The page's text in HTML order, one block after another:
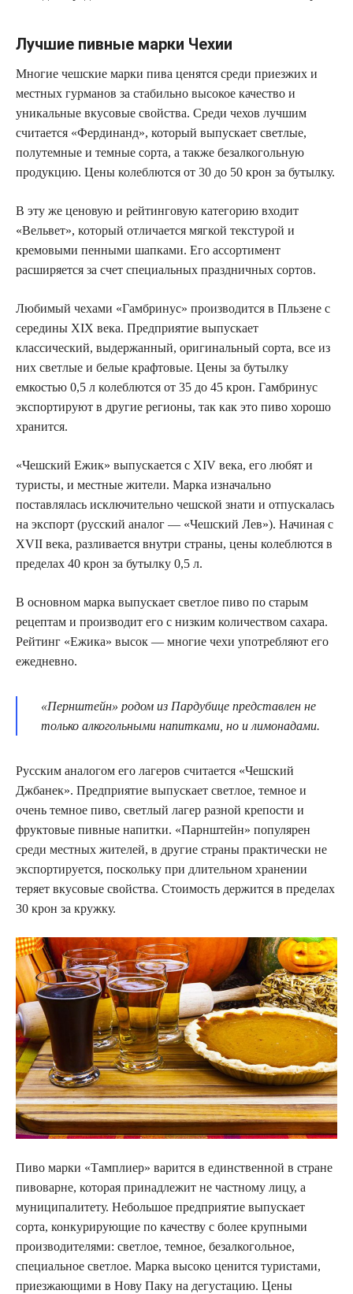
Лучшие пивные марки Чехии
Многие чешские марки пива ценятся среди приезжих и
местных гурманов за стабильно высокое качество и
уникальные вкусовые свойства. Среди чехов лучшим
считается «Фердинанд», который выпускает светлые,
полутемные и темные сорта, а также безалкогольную
продукцию. Цены колеблются от 30 до 50 крон за бутылку.
В эту же ценовую и рейтинговую категорию входит
«Вельвет», который отличается мягкой текстурой и
кремовыми пенными шапками. Его ассортимент
расширяется за счет специальных праздничных сортов.
Любимый чехами «Гамбринус» производится в Пльзене с
середины XIX века. Предприятие выпускает
классический, выдержанный, оригинальный сорта, все из
них светлые и белые крафтовые. Цены за бутылку
емкостью 0,5 л колеблются от 35 до 45 крон. Гамбринус
экспортируют в другие регионы, так как это пиво хорошо
хранится.
«Чешский Ежик» выпускается с XIV века, его любят и
туристы, и местные жители. Марка изначально
поставлялась исключительно чешской знати и отпускалась
на экспорт (русский аналог — «Чешский Лев»). Начиная с
XVII века, разливается внутри страны, цены колеблются в
пределах 40 крон за бутылку 0,5 л.
В основном марка выпускает светлое пиво по старым
рецептам и производит его с низким количеством сахара.
Рейтинг «Ежика» высок — многие чехи употребляют его
ежедневно.
«Пернштейн» родом из Пардубице представлен не
только алкогольными напитками, но и лимонадами.
Русским аналогом его лагеров считается «Чешский
Джбанек». Предприятие выпускает светлое, темное и
очень темное пиво, светлый лагер разной крепости и
фруктовые пивные напитки. «Парнштейн» популярен
среди местных жителей, в другие страны практически не
экспортируется, поскольку при длительном хранении
теряет вкусовые свойства. Стоимость держится в пределах
30 крон за кружку.
Пиво марки «Тамплиер» варится в единственной в стране
пивоварне, которая принадлежит не частному лицу, а
муниципалитету. Небольшое предприятие выпускает
сорта, конкурирующие по качеству с более крупными
производителями: светлое, темное, безалкогольное,
специальное светлое. Марка высоко ценится туристами,
приезжающими в Нову Паку на дегустацию. Цены